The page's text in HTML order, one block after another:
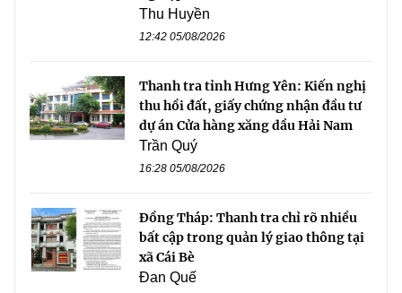
Thu Huyền
12:42 05/08/2026
Thanh tra tỉnh Hưng Yên: Kiến nghị
thu hồi đất, giấy chứng nhận đầu tư
dự án Cửa hàng xăng dầu Hải Nam
Trần Quý
16:28 05/08/2026
Đồng Tháp: Thanh tra chỉ rõ nhiều
bất cập trong quản lý giao thông tại
xã Cái Bè
Đan Quế